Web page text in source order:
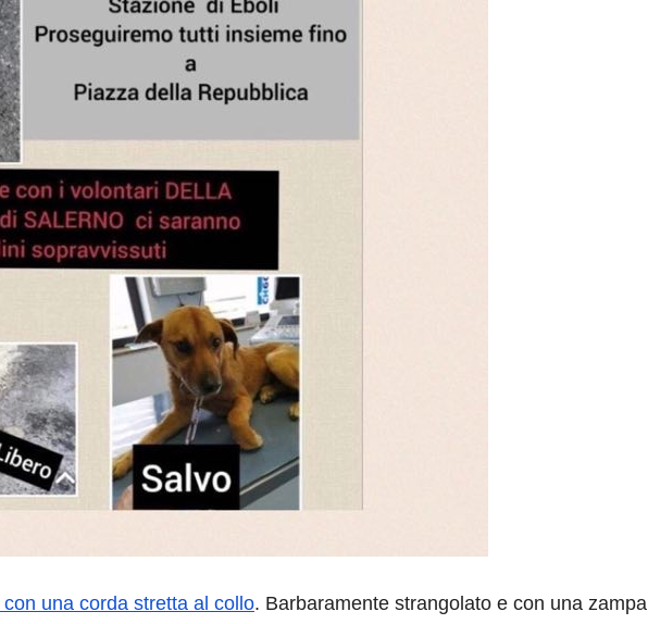
con una corda stretta al collo. Barbaramente strangolato e con una zampa